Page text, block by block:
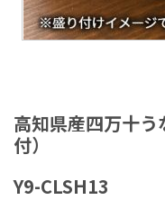
高知県産四万十
付）
Y9-CLSH13
メ
ー
ジ
ャ